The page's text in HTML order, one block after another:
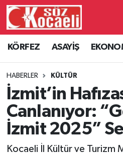
KÖRFEZ ASAYİŞ
HABERLER KÜLTÜR
İzmit’in
Canlanıyor:
İzmit 2025”
Kocaeli İl Kültür ve Turizm
Kocaeli Hava Durumu
Kocaeli Namaz Vakitleri
Kocaeli Trafik Yoğunluk
Süper Lig Puan Durumu